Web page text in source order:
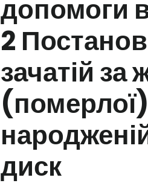
допомоги
2
зачатій за
диск